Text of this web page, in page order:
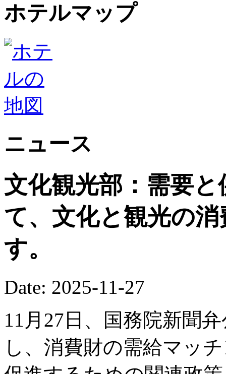
ホテルマップ
ニュース
文化観光部：需要
て、文化と観光の
す。
Date: 2025-11-27
11月27日、国務院新聞
し、消費財の需給マッ